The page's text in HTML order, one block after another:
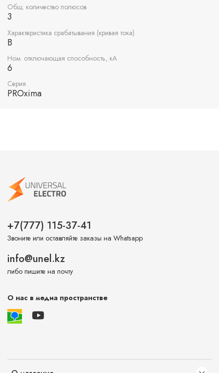
Общ. количество полюсов
3
Характеристика срабатывания (кривая тока)
B
Ном. отключающая способность, кА
6
Серия
PROxima
+7(777) 115-37-41
Звоните или оставляйте заказы на Whatsapp
info@unel.kz
либо пишите на почту
О нас в медиа пространстве